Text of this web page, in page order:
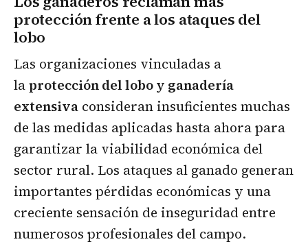
protección frente a los ataques del
lobo
Las organizaciones vinculadas a
laprotección del lobo y ganadería
extensiva consideran insuficientes muchas
de las medidas aplicadas hasta ahora para
garantizar la viabilidad económica del
sector rural. Los ataques al ganado generan
importantes pérdidas económicas y una
creciente sensación de inseguridad entre
numerosos profesionales del campo.